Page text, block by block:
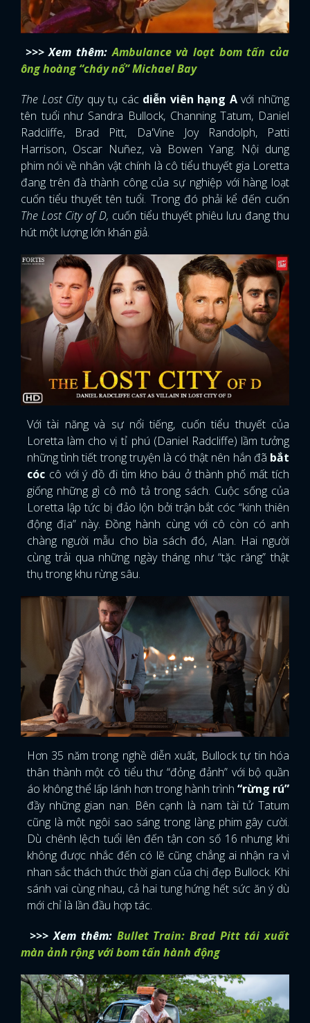
>>> Xem thêm:Ambulance và loạt bom tấn của
ông hoàng “cháy nổ” Michael Bay
The Lost Cityquy tụ các diễn viên hạng Avới những
tên tuổi như Sandra Bullock, Channing Tatum, Daniel
Radcliffe, Brad Pitt, Da'Vine Joy Randolph, Patti
Harrison, Oscar Nuñez, và Bowen Yang. Nội dung
phim nói về nhân vật chính là cô tiểu thuyết gia Loretta
đang trên đà thành công của sự nghiệp với hàng loạt
cuốn tiểu thuyết tên tuổi. Trong đó phải kể đến cuốn
The Lost City of D, cuốn tiểu thuyết phiêu lưu đang thu
hút một lượng lớn khán giả.
Với tài năng và sự nổi tiếng, cuốn tiểu thuyết của
Loretta làm cho vị tỉ phú (Daniel Radcliffe) lầm tưởng
những tình tiết trong truyện là có thật nên hắn đã bắt
cóc cô với ý đồ đi tìm kho báu ở thành phố mất tích
giống những gì cô mô tả trong sách. Cuộc sống của
Loretta lập tức bị đảo lộn bởi trận bắt cóc “kinh thiên
động địa” này. Đồng hành cùng với cô còn có anh
chàng người mẫu cho bìa sách đó, Alan. Hai người
cùng trải qua những ngày tháng như “tặc răng” thật
thụ trong khu rừng sâu.
Hơn 35 năm trong nghề diễn xuất, Bullock tự tin hóa
thân thành một cô tiểu thư “đỏng đảnh” với bộ quần
áo không thể lấp lánh hơn trong hành trình “rừng rú”
đầy những gian nan. Bên cạnh là nam tài tử Tatum
cũng là một ngôi sao sáng trong làng phim gây cười.
Dù chênh lệch tuổi lên đến tận con số 16 nhưng khi
không được nhắc đến có lẽ cũng chẳng ai nhận ra vì
nhan sắc thách thức thời gian của chị đẹp Bullock. Khi
sánh vai cùng nhau, cả hai tung hứng hết sức ăn ý dù
mới chỉ là lần đầu hợp tác.
>>> Xem thêm: Bullet Train: Brad Pitt tái xuất
màn ảnh rộng với bom tấn hành động